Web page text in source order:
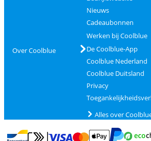
Over Coolblue
Nieuws
Cadeaubonnen
Werken bij Coolblue
De Coolblue-App
Coolblue Nederland
Coolblue Duitsland
Privacy
Alles over